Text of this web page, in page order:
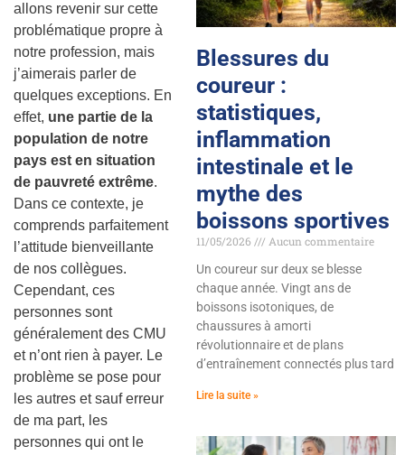
allons revenir sur cette
problématique propre à
notre profession, mais
j’aimerais parler de
quelques exceptions. En
effet, une partie de la
population de notre
pays est en situation
de pauvreté extrême.
Dans ce contexte, je
comprends parfaitement
l’attitude bienveillante
de nos collègues.
Cependant, ces
personnes sont
généralement des CMU
et n’ont rien à payer. Le
problème se pose pour
les autres et sauf erreur
de ma part, les
personnes qui ont le
Blessures du
coureur :
statistiques,
inflammation
intestinale et le
mythe des
boissons sportives
11/05/2026
Aucun commentaire
Un coureur sur deux se blesse
chaque année. Vingt ans de
boissons isotoniques, de
chaussures à amorti
révolutionnaire et de plans
d’entraînement connectés plus tard
Lire la suite »